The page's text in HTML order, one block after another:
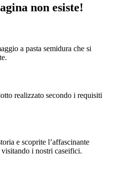
non esiste!
a pasta semidura che si
realizzato secondo i requisiti
e scoprite l’affascinante
i nostri caseifici.